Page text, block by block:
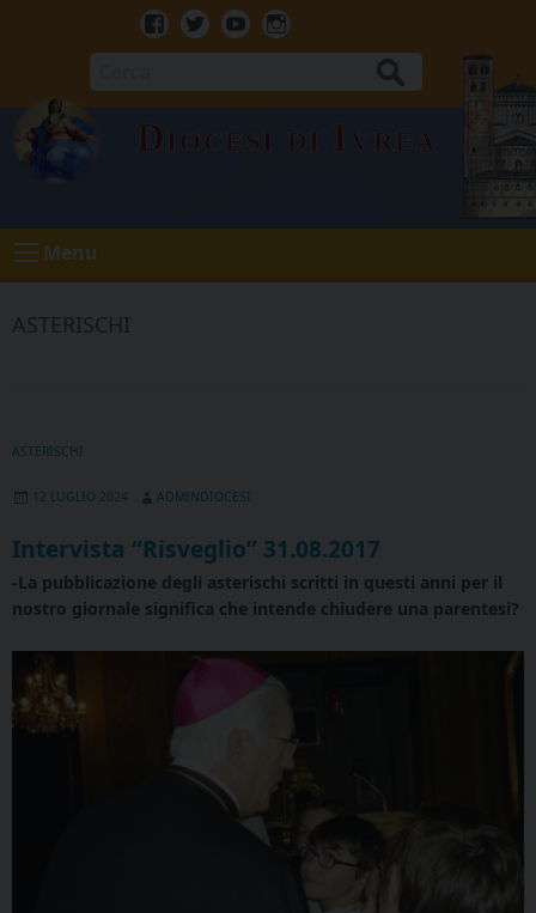
Facebook
TwitterYoutubeInstagram
Diocesi di Ivrea
Menu
ASTERISCHI
12 LUGLIO 2024 ADMINDIOCESI
Intervista “Risveglio” 31.08.2017
-La pubblicazione degli asterischi scritti in questi anni per il
nostro giornale significa che intende chiudere una parentesi?